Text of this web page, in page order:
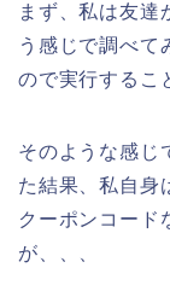
まず、私は友達
う感じで調べて
ので実行するこ
そのような感じ
た結果、私自身
クーポンコード
が、、、